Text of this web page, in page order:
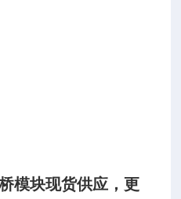
模块现货供应 ， 更